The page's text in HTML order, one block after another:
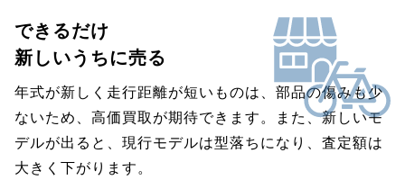
できるだけ
新しいうちに売る
年式が新しく走行距離が短いものは、部品の傷みも少
ないため、高価買取が期待できます。また、新しいモ
デルが出ると、現行モデルは型落ちになり、査定額は
大きく下がります。